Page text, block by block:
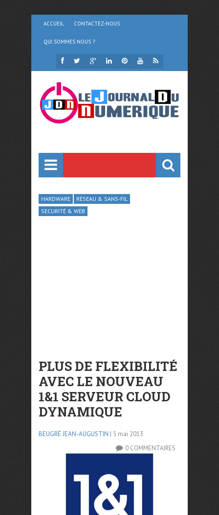
ACCUEIL CONTACTEZ-NOUS
QUI SOMMES NOUS ?
HARDWARE
RÉSEAU & SANS-FIL
SECURITÉ & WEB
PLUS DE FLEXIBILITÉ
AVEC LE NOUVEAU
1&1 SERVEUR CLOUD
DYNAMIQUE
BEUGRÉ JEAN-AUGUSTIN | 5 mai 2013
0 COMMENTAIRES